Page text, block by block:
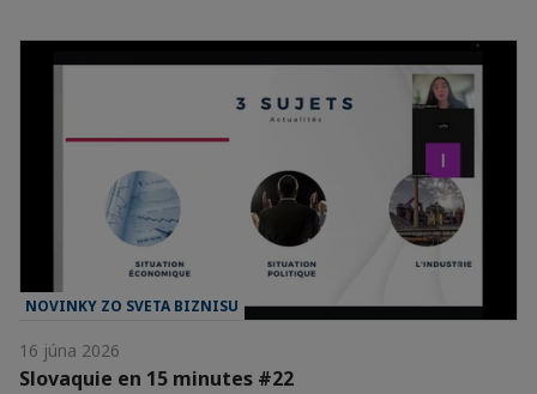
NOVINKY ZO SVETA BIZNISU
16 júna 2026
Slovaquie en 15 minutes #22